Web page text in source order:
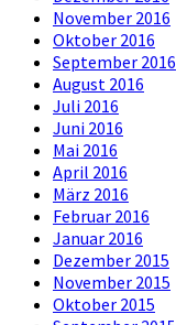
November 2016
Oktober 2016
September 2016
August 2016
Juli 2016
Juni 2016
Mai 2016
April 2016
März 2016
Februar 2016
Januar 2016
Dezember 2015
November 2015
Oktober 2015